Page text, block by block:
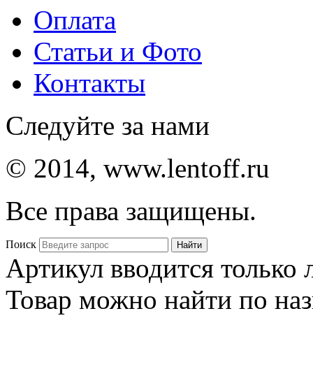
Оплата
Статьи и Фото
Контакты
Следуйте за нами
© 2014, www.lentoff.ru
Все права защищены.
Поиск
Артикул вводится
Товар можно найти по